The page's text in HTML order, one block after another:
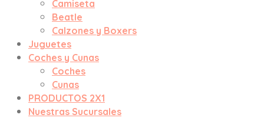
Camiseta
Beatle
Calzones y Boxers
Juguetes
Coches y Cunas
Coches
Cunas
PRODUCTOS 2X1
Nuestras Sucursales